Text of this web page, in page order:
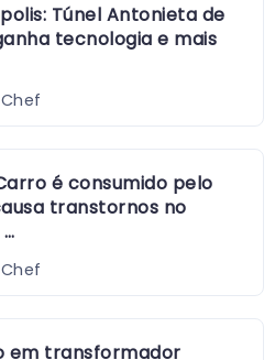
Túnel Antonieta de
tecnologia e mais
é consumido pelo
transtornos no
em transformador